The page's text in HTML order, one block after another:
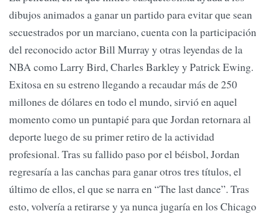
dibujos animados a ganar un partido para evitar que sean
secuestrados por un marciano, cuenta con la participación
del reconocido actor Bill Murray y otras leyendas de la
NBA como Larry Bird, Charles Barkley y Patrick Ewing.
Exitosa en su estreno llegando a recaudar más de 250
millones de dólares en todo el mundo, sirvió en aquel
momento como un puntapié para que Jordan retornara al
deporte luego de su primer retiro de la actividad
profesional. Tras su fallido paso por el béisbol, Jordan
regresaría a las canchas para ganar otros tres títulos, el
último de ellos, el que se narra en “The last dance”. Tras
esto, volvería a retirarse y ya nunca jugaría en los Chicago